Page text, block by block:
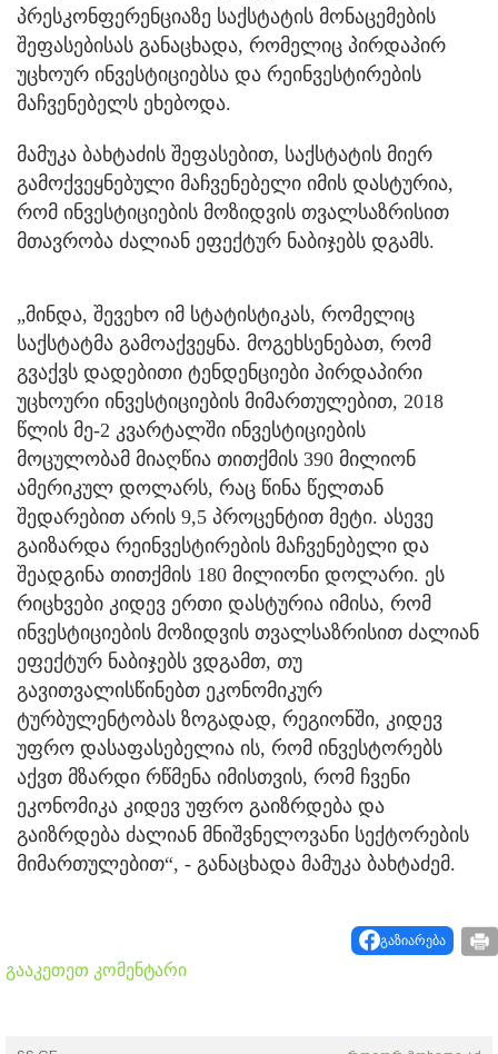
პრესკონფერენციაზე საქსტატის მონაცემების
შეფასებისას განაცხადა, რომელიც პირდაპირ
უცხოურ ინვესტიციებსა და რეინვესტირების
მაჩვენებელს ეხებოდა.
მამუკა ბახტაძის შეფასებით, საქსტატის მიერ
გამოქვეყნებული მაჩვენებელი იმის დასტურია,
რომ ინვესტიციების მოზიდვის თვალსაზრისით
მთავრობა ძალიან ეფექტურ ნაბიჯებს დგამს.
„მინდა, შევეხო იმ სტატისტიკას, რომელიც
საქსტატმა გამოაქვეყნა. მოგეხსენებათ, რომ
გვაქვს დადებითი ტენდენციები პირდაპირი
უცხოური ინვესტიციების მიმართულებით, 2018
წლის მე-2 კვარტალში ინვესტიციების
მოცულობამ მიაღწია თითქმის 390 მილიონ
ამერიკულ დოლარს, რაც წინა წელთან
შედარებით არის 9,5 პროცენტით მეტი. ასევე
გაიზარდა რეინვესტირების მაჩვენებელი და
შეადგინა თითქმის 180 მილიონი დოლარი. ეს
რიცხვები კიდევ ერთი დასტურია იმისა, რომ
ინვესტიციების მოზიდვის თვალსაზრისით ძალიან
ეფექტურ ნაბიჯებს ვდგამთ, თუ
გავითვალისწინებთ ეკონომიკურ
ტურბულენტობას ზოგადად, რეგიონში, კიდევ
უფრო დასაფასებელია ის, რომ ინვესტორებს
აქვთ მზარდი რწმენა იმისთვის, რომ ჩვენი
ეკონომიკა კიდევ უფრო გაიზრდება და
გაიზრდება ძალიან მნიშვნელოვანი სექტორების
მიმართულებით“, - განაცხადა მამუკა ბახტაძემ.
გაზიარება
გააკეთეთ კომენტარი